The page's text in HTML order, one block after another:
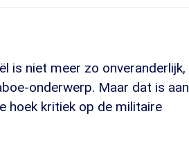
is niet meer zo onveranderlijk,
onderwerp. Maar dat is aan
hoek kritiek op de militaire